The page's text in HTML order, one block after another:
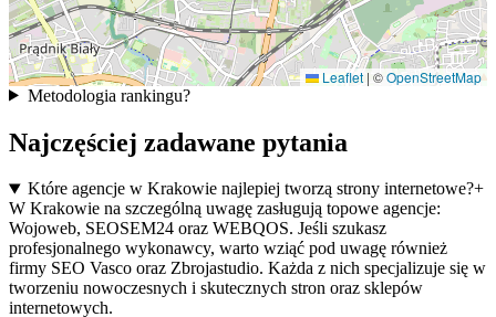
Leaflet | ©OpenStreetMap
Metodologia rankingu?
Najczęściej zadawane pytania
Które agencje w Krakowie najlepiej tworzą strony internetowe?+
W Krakowie na szczególną uwagę zasługują topowe agencje:
Wojoweb, SEOSEM24 oraz WEBQOS. Jeśli szukasz
profesjonalnego wykonawcy, warto wziąć pod uwagę również
firmy SEO Vasco oraz Zbrojastudio. Każda z nich specjalizuje się w
tworzeniu nowoczesnych i skutecznych stron oraz sklepów
internetowych.